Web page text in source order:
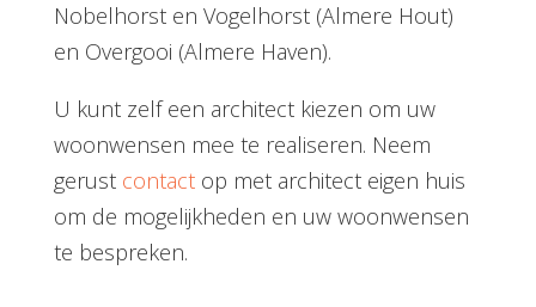
Nobelhorst en Vogelhorst (Almere Hout)
en Overgooi (Almere Haven).
U kunt zelf een architect kiezen om uw
woonwensen mee te realiseren. Neem
gerust contactop met architect eigen huis
om de mogelijkheden en uw woonwensen
te bespreken.